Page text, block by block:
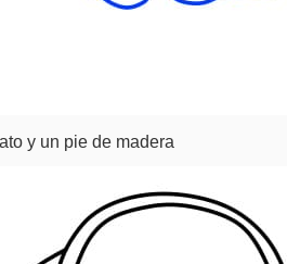
y un pie de madera